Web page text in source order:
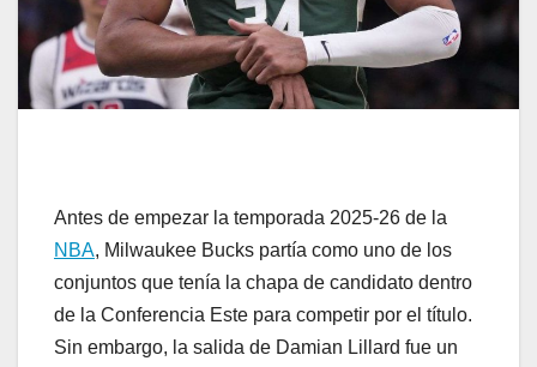
Antes de empezar la temporada 2025-26 de la
NBA, Milwaukee Bucks partía como uno de los
conjuntos que tenía la chapa de candidato dentro
de la Conferencia Este para competir por el título.
Sin embargo, la salida de Damian Lillard fue un